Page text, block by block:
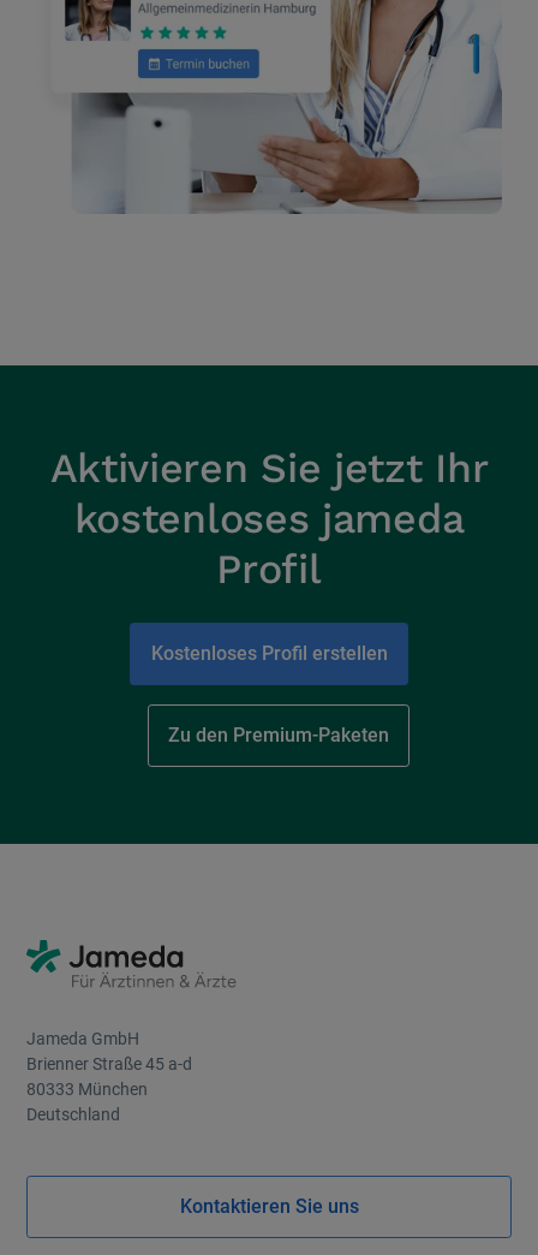
Aktivieren Sie jetzt Ihr
kostenloses jameda
Profil
Kostenloses Profil erstellen
Zu den Premium-Paketen
Jameda GmbH
Brienner Straße 45 a-d
80333 München
Deutschland
Kontaktieren Sie uns